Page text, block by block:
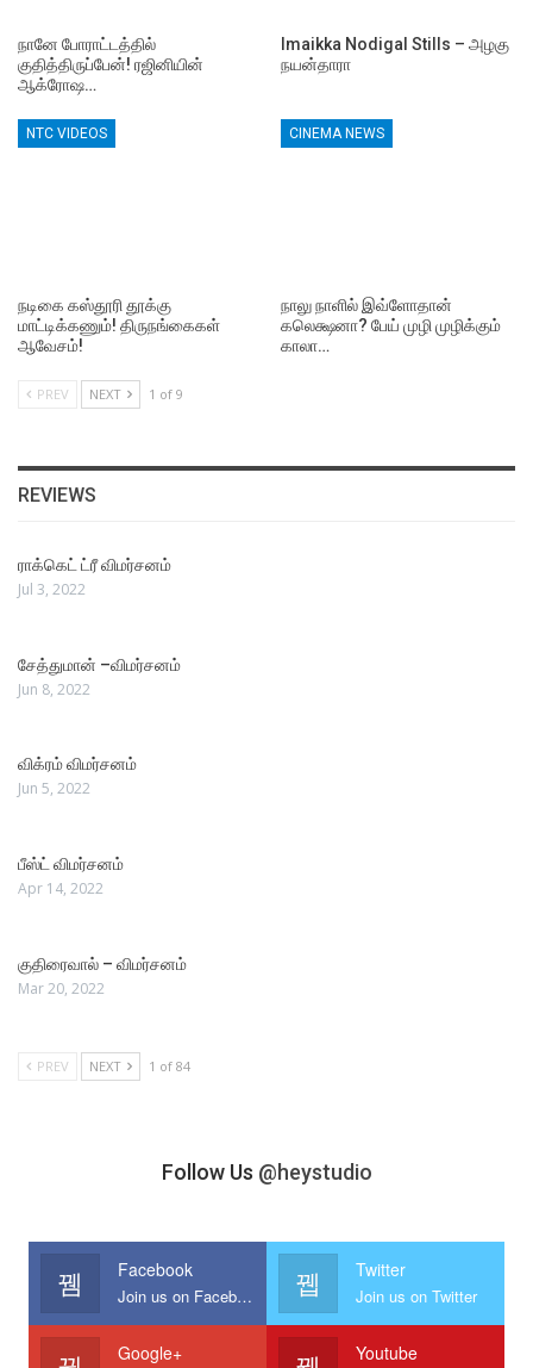
நானே போராட்டத்தில்
குதித்திருப்பேன்! ரஜினியின்
ஆக்ரோஷ…
Imaikka Nodigal Stills – அழகு
நயன்தாரா
NTC VIDEOS
நடிகை கஸ்தூரி தூக்கு
மாட்டிக்கணும்! திருநங்கைகள்
ஆவேசம்!
CINEMA NEWS
நாலு நாளில் இவ்ளோதான்
கலெக்ஷனா? பேய் முழி முழிக்கும்
காலா…
PREV NEXT 1 of 9
REVIEWS
ராக்கெட் ட்ரீ விமர்சனம்
Jul 3, 2022
சேத்துமான் –விமர்சனம்
Jun 8, 2022
விக்ரம் விமர்சனம்
Jun 5, 2022
பீஸ்ட் விமர்சனம்
Apr 14, 2022
குதிரைவால் – விமர்சனம்
Mar 20, 2022
PREV NEXT 1 of 84
Follow Us @heystudio
Facebook
Join us on Facebook
Twitter
Join us on Twitter
Google+ Youtube